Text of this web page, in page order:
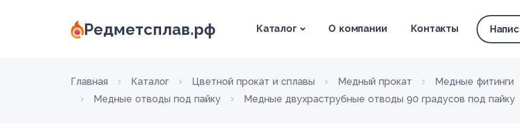
Редметсплав.рф Каталог О компании Контакты
Главная Каталог Цветной прокат и сплавы Медный прокат Медные фитинги
Медные отводы под пайку
Медные двухраструбные отводы 90 градусов под пайку